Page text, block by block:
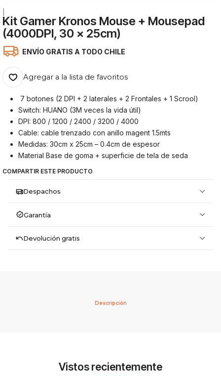
Kit Gamer Kronos Mouse + Mousepad
(4000DPI, 30 x 25cm)
ENVÍO GRATIS A TODO CHILE
Agregar a la lista de favoritos
7 botones (2 DPI + 2 laterales + 2 Frontales + 1 Scrool)
Switch: HUANO (3M veces la vida útil)
DPI: 800 / 1200 / 2400 / 3200 / 4000
Cable: cable trenzado con anillo magent 1.5mts
Medidas: 30cm x 25cm – 0.4cm de espesor
Material Base de goma + superficie de tela de seda
COMPARTIR ESTE PRODUCTO
Despachos
Garantía
Devolución gratis
Descripción
Vistos recientemente